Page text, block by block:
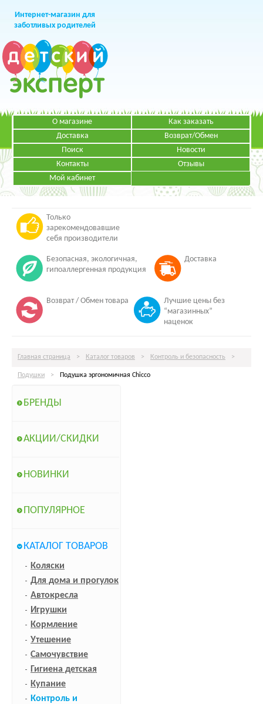
Интернет-магазин для
заботливых родителей
+7 (499)391-49-83Телефон в Москве
Режим работы:
Пн-Пт: с 09.00 до 19.00
НАПИСАТЬ ПИСЬМО
О магазине
Как заказать
Доставка
Возврат/Обмен
Поиск
Новости
Контакты
Отзывы
Мой кабинет
Только
зарекомендовавшие
себя производители
Безопасная, экологичная,
гипоаллергенная продукция
Доставка
Возврат / Обмен товара
Лучшие цены без
“магазинных”
наценок
Главная страница > Каталог товаров > Контроль и безопасность >
Подушки > Подушка эргономичная Chicco
БРЕНДЫ
АКЦИИ/СКИДКИ
НОВИНКИ
ПОПУЛЯРНОЕ
КАТАЛОГ ТОВАРОВ
Коляски
Для дома и прогулок
Автокресла
Игрушки
Кормление
Утешение
Самочувствие
Гигиена детская
Купание
Контроль и